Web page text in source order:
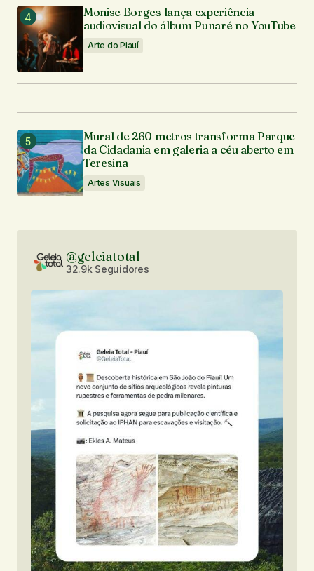
Monise Borges lança experiência
audiovisual do álbum Punaré no YouTube
Arte do Piauí
Mural de 260 metros transforma Parque
da Cidadania em galeria a céu aberto em
Teresina
Artes Visuais
@geleiatotal
32.9k Seguidores